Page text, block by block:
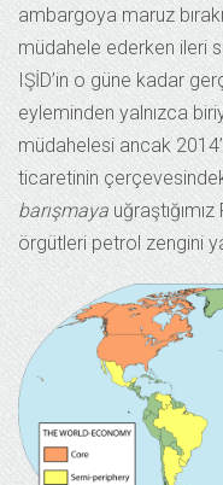
ambargoya maruz
müdahele ederken ileri
IŞİD’in o güne kadar
eyleminden yalnızca
müdahelesi ancak
ticaretinin
barışmaya
örgütleri petrol zengini